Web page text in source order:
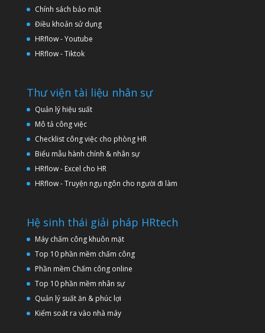
Chính sách bảo mật
Điều khoản sử dụng
HRflow - Youtube
HRflow - Tiktok
Thư viện tài liệu nhân sự
Quản lý hiệu suất
Mô tả công việc
Checklist công việc cho phòng HR
Biểu mẫu hành chính & nhân sự
HRflow - Excel cho HR
HRflow - Truyện ngụ ngôn cho người đi làm
Hệ sinh thái giải pháp HRtech
Máy chấm công khuôn mặt
Top 10 phần mềm chấm công
Phần mềm Chấm công online
Top 10 phần mềm nhân sự
Quản lý suất ăn & phúc lợi
Kiểm soát ra vào nhà máy